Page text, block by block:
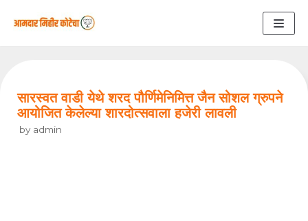
सारस्वत वाडी येथे शरद पौर्णिमेनिमित्त जैन सोशल ग्रुपने
आयोजित केलेल्या शारदोत्सवाला हजेरी लावली
by admin